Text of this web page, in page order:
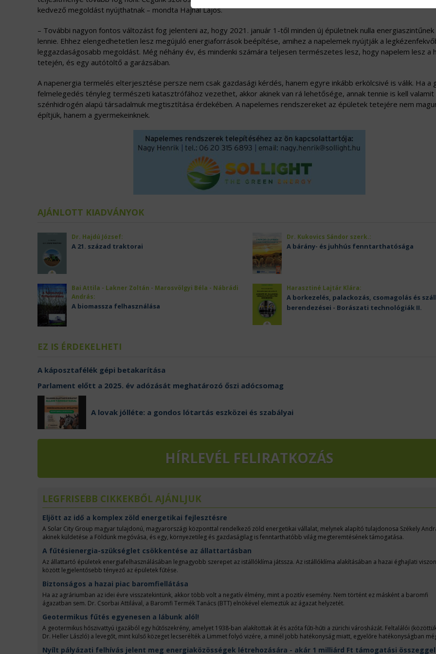
kedvező megoldást nyújthatnak – mondta Hajnal Lajos.
– További nagyon fontos változást fog jelenteni az, hogy 2021. január 1-től minden új épületnek nulla energiaszintűnek
lennie. Ehhez elengedhetetlen lesz megújuló energiaforrások beépítése, amihez a napelemek nyújtják a
leggazdaságosabb megoldást. Még néhány év, és mindenki számára teljesen természetes lesz, hogy napelem lesz a
tetején, és egy autótöltő a garázsában.
A napenergia termelés elterjesztése persze nem csak gazdasági kérdés, hanem egyre inkább erkölcsivé is válik. Ha a
felmelegedés tényleg természeti katasztrófához vezethet, akkor akinek van rá lehetősége, annak tennie is kell valamit
szénhidrogén alapú társadalmuk megtisztítása érdekében. A napelemes rendszereket az épületek tetejére nem
építjük, hanem a gyermekeinknek.
AJÁNLOTT KIADVÁNYOK
Dr. Hajdú József:
A 21. század traktorai
Dr. Kukovics Sándor szerk.:
A bárány- és juhhús fenntarthatósága
Bai Attila - Lakner Zoltán - Marosvölgyi Béla - Nábrádi
András:
A biomassza felhasználása
Harasztiné Lajtár Klára:
A borkezelés, palackozás, csomagolás és
berendezései - Borászati technológiák II.
EZ IS ÉRDEKELHETI
A káposztafélék gépi betakarítása
Parlament előtt a 2025. év adózását meghatározó őszi adócsomag
A lovak jólléte: a gondos lótartás eszközei és szabályai
HÍRLEVÉL FELIRATKOZÁS
LEGFRISEBB CIKKEKBŐL AJÁNLJUK
Eljött az idő a komplex zöld energetikai fejlesztésre
A Solar City Group magyar tulajdonú, magyarországi központtal rendelkező zöld energetikai vállalat, melynek alapító tulajdonosa Székely
akinek küldetése a Földünk megóvása, és egy, környezetileg és gazdaságilag is fenntarthatóbb világ megteremtésének támogatása.
A fűtésienergia-szükséglet csökkentése az állattartásban
Az állattartó épületek energiafelhasználásában legnagyobb szerepet az istállóklíma játssza. Az istállóklíma alakításában a hazai éghajlati
között legjelentősebb tényező az épületek fűtése.
Biztonságos a hazai piac baromfiellátása
Ha az agráriumban az idei évre visszatekintünk, akkor több volt a negatív élmény, mint a pozitív esemény. Nem történt ez másként a baromfi
ágazatban sem. Dr. Csorbai Attilával, a Baromfi Termék Tanács (BTT) elnökével elemeztük az ágazat helyzetét.
Geotermikus fűtés egyenesen a lábunk alól!
A geotermikus hőszivattyú igazából egy hűtőszekrény, amelyet 1938-ban alakítottak át és azóta fűti-hűti a zürichi városházát. Feltalálói
Dr. Heller László) a levegőt, mint külső közeget lecserélték a Limmet folyó vizére, a minél jobb hatékonyság miatt, egyelőre hatékonyságban
Nyílt pályázati felhívás jelent meg energiaközösségek létrehozására - akár 1 milliárd Ft támogatási összeggel